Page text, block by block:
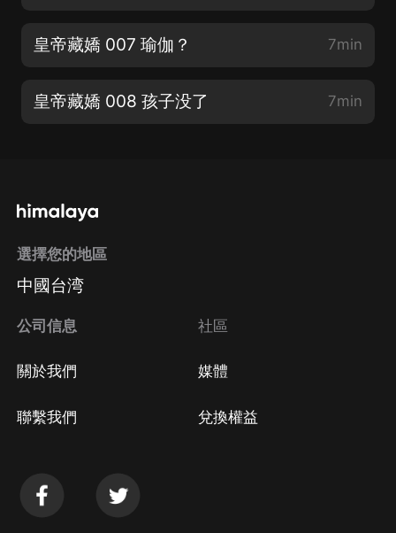
皇帝藏嬌 007 瑜伽？ 7min
皇帝藏嬌 008 孩子没了 7min
選擇您的地區
中國台湾
公司信息
關於我們
聯繫我們
社區
媒體
兌換權益